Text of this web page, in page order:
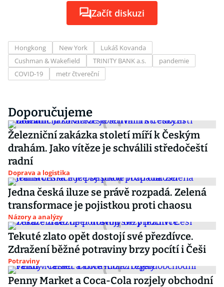
Začít diskuzi
Hongkong New York
Lukáš Kovanda
Cushman & Wakefield
TRINITY BANK a.s.
pandemie
COVID-19
metr čtvereční
Doporučujeme
Železniční zakázka století míří k Českým
drahám. Jako vítěze je schválili středočeští
radní
Doprava a logistika
Jedna česká iluze se právě rozpadá. Zelená
transformace je pojistkou proti chaosu
Názory a analýzy
Tekuté zlato opět dostojí své přezdívce.
Zdražení běžné potraviny brzy pocítí i Češi
Potraviny
Penny Market a Coca-Cola rozjely obchodní